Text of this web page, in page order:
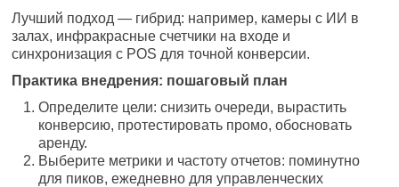
Лучший подход — гибрид: например, камеры с ИИ в
залах, инфракрасные счетчики на входе и
синхронизация с POS для точной конверсии.
Практика внедрения: пошаговый план
Определите цели: снизить очереди, вырастить
конверсию, протестировать промо, обосновать
аренду.
Выберите метрики и частоту отчетов: поминутно
для пиков, ежедневно для управленческих